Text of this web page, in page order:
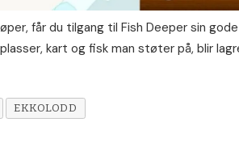
får du tilgang til Fish Deeper sin
kart og fisk man støter på, blir
EKKOLODD